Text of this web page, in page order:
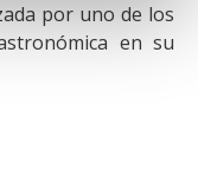
por uno de los
en su